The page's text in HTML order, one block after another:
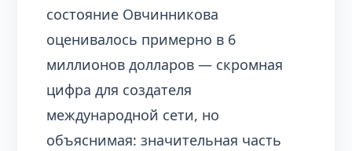
состояние Овчинникова
оценивалось примерно в 6
миллионов долларов — скромная
цифра для создателя
международной сети, но
объяснимая: значительная часть